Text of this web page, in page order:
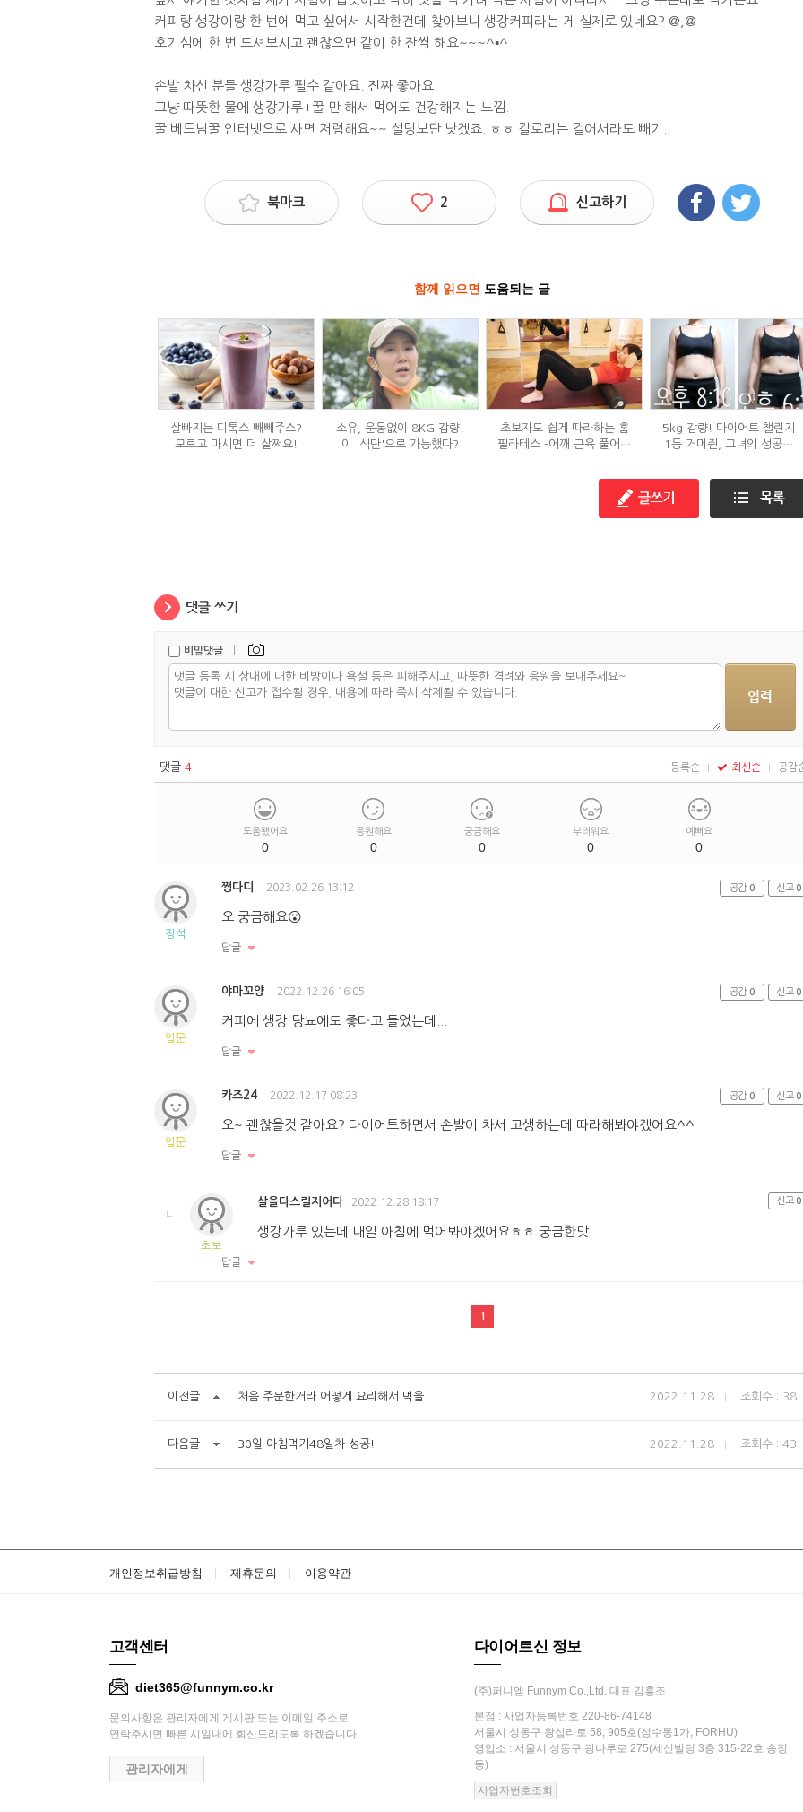
커피랑 생강이랑 한 번에 먹고 싶어서 시작한건데 찾아보니 생강커피라는 게 실제로 있네요? @,@
호기심에 한 번 드셔보시고 괜찮으면 같이 한 잔씩 해요~~~^▪︎^
손발 차신 분들 생강가루 필수 같아요. 진짜 좋아요.
그냥 따뜻한 물에 생강가루+꿀 만 해서 먹어도 건강해지는 느낌.
꿀 베트남꿀 인터넷으로 사면 저렴해요~~ 설탕보단 낫겠죠..ㅎㅎ 칼로리는 걸어서라도 빼기.
북마크 2 신고하기
함께 읽으면 도움되는 글
살빠지는 디톡스 빼빼주스?
모르고 마시면 더 살쩌요!
소유, 운동없이 8KG 감량!
이 '식단'으로 가능했다?
초보자도 쉽게 따라하는 홈
필라테스 –어깨 근육 풀어주
5kg 감량! 다이어트 챌린지
1등 거머쥔, 그녀의 성공팁
비밀댓글 |
댓글 4 등록순 최신순 공감
도움됐어요
0
응원해요
0
궁금해요
0
부러워요
0
예뻐요
0
정석
쩡다디 2023.02.26 13:12
오 궁금해요😮
답글
공감 0 신고 0
입문
야마꼬양 2022.12.26 16:05
커피에 생강 당뇨에도 좋다고 들었는데...
답글
공감 0 신고 0
입문
카즈24 2022.12.17 08:23
오~ 괜찮을것 같아요? 다이어트하면서 손발이 차서 고생하는데 따라해봐야겠어요^^
답글
공감 0 신고 0
초보
살을다스릴지어다 2022.12.28 18:17
생강가루 있는데 내일 아침에 먹어봐야겠어요ㅎㅎ 궁금한맛
신고 0
답글
1
이전글 처음 주문한거라 어떻게 요리해서 먹을 2022.11.28 조회수 : 38
다음글 30일 아침먹기48일차 성공! 2022.11.28 조회수 : 43
개인정보취급방침 제휴문의 이용약관
고객센터
diet365@funnym.co.kr
문의사항은 관리자에게 게시판 또는 이메일 주소로
연락주시면 빠른 시일내에 회신드리도록 하겠습니다.
관리자에게
다이어트신 정보
(주)퍼니엠 Funnym Co.,Ltd. 대표 김흥조
본점 : 사업자등록번호 220-86-74148
서울시 성동구 왕십리로 58, 905호(성수동1가, FORHU)
영업소 : 서울시 성동구 광나루로 275(세신빌딩 3층 315-22호 송정
동)
사업자번호조회